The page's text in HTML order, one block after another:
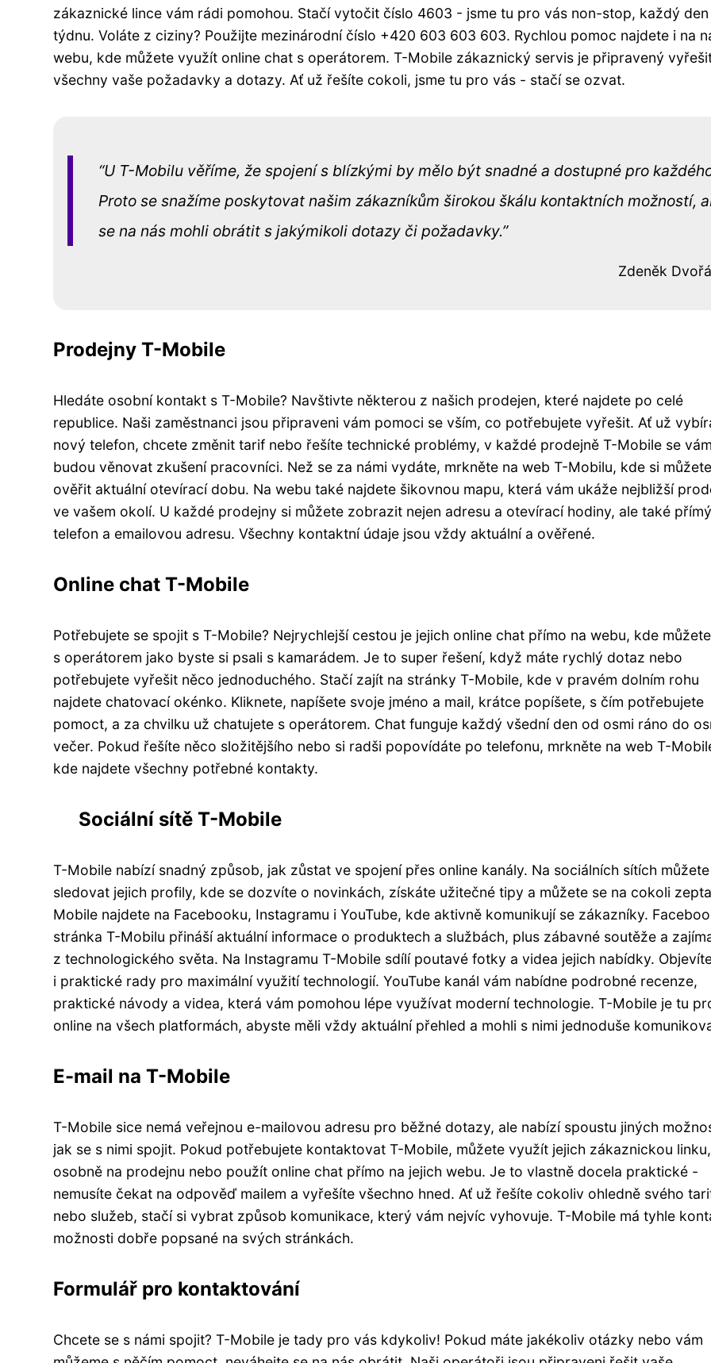
zákaznické lince vám rádi pomohou. Stačí vytočit číslo 4603 - jsme tu pro vás non-stop, každý den
týdnu. Voláte z ciziny? Použijte mezinárodní číslo +420 603 603 603. Rychlou pomoc najdete i na
webu, kde můžete využít online chat s operátorem. T-Mobile zákaznický servis je připravený
všechny vaše požadavky a dotazy. Ať už řešíte cokoli, jsme tu pro vás - stačí se ozvat.
U T-Mobilu věříme, že spojení s blízkými by mělo být snadné a dostupné pro
Proto se snažíme poskytovat našim zákazníkům širokou škálu kontaktních možností,
se na nás mohli obrátit s jakýmikoli dotazy či požadavky.
Zdeněk
Prodejny T-Mobile
Hledáte osobní kontakt s T-Mobile? Navštivte některou z našich prodejen, které najdete po celé
republice. Naši zaměstnanci jsou připraveni vám pomoci se vším, co potřebujete vyřešit. Ať už
nový telefon, chcete změnit tarif nebo řešíte technické problémy, v každé prodejně T-Mobile se vám
budou věnovat zkušení pracovníci. Než se za námi vydáte, mrkněte na web T-Mobilu, kde si můžete
ověřit aktuální otevírací dobu. Na webu také najdete šikovnou mapu, která vám ukáže nejbližší
ve vašem okolí. U každé prodejny si můžete zobrazit nejen adresu a otevírací hodiny, ale také přímý
telefon a emailovou adresu. Všechny kontaktní údaje jsou vždy aktuální a ověřené.
Online chat T-Mobile
Potřebujete se spojit s T-Mobile? Nejrychlejší cestou je jejich online chat přímo na webu, kde
s operátorem jako byste si psali s kamarádem. Je to super řešení, když máte rychlý dotaz nebo
potřebujete vyřešit něco jednoduchého. Stačí zajít na stránky T-Mobile, kde v pravém dolním rohu
najdete chatovací okénko. Kliknete, napíšete svoje jméno a mail, krátce popíšete, s čím potřebujete
pomoct, a za chvilku už chatujete s operátorem. Chat funguje každý všední den od osmi ráno do
večer. Pokud řešíte něco složitějšího nebo si radši popovídáte po telefonu, mrkněte na web T-
kde najdete všechny potřebné kontakty.
Sociální sítě T-Mobile
T-Mobile nabízí snadný způsob, jak zůstat ve spojení přes online kanály. Na sociálních sítích můžete
sledovat jejich profily, kde se dozvíte o novinkách, získáte užitečné tipy a můžete se na cokoli
Mobile najdete na Facebooku, Instagramu i YouTube, kde aktivně komunikují se zákazníky.
stránka T-Mobilu přináší aktuální informace o produktech a službách, plus zábavné soutěže a
z technologického světa. Na Instagramu T-Mobile sdílí poutavé fotky a videa jejich nabídky.
i praktické rady pro maximální využití technologií. YouTube kanál vám nabídne podrobné recenze,
praktické návody a videa, která vám pomohou lépe využívat moderní technologie. T-Mobile je tu
online na všech platformách, abyste měli vždy aktuální přehled a mohli s nimi jednoduše
E-mail na T-Mobile
T-Mobile sice nemá veřejnou e-mailovou adresu pro běžné dotazy, ale nabízí spoustu jiných
jak se s nimi spojit. Pokud potřebujete kontaktovat T-Mobile, můžete využít jejich zákaznickou
osobně na prodejnu nebo použít online chat přímo na jejich webu. Je to vlastně docela praktické -
nemusíte čekat na odpověď mailem a vyřešíte všechno hned. Ať už řešíte cokoliv ohledně svého
nebo služeb, stačí si vybrat způsob komunikace, který vám nejvíc vyhovuje. T-Mobile má tyhle
možnosti dobře popsané na svých stránkách.
Formulář pro kontaktování
Chcete se s námi spojit? T-Mobile je tady pro vás kdykoliv! Pokud máte jakékoliv otázky nebo vám